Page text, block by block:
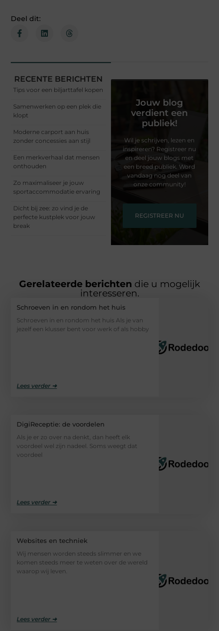
Deel dit:
RECENTE BERICHTEN
Tips voor een biljarttafel kopen
Samenwerken op een plek die
klopt
Moderne carport aan huis
zonder concessies aan stijl
Een merkverhaal dat mensen
onthouden
Zo maximaliseer je jouw
sportaccommodatie ervaring
Dicht bij zee: zo vind je de
perfecte kustplek voor jouw
break
Jouw blog
verdient een
publiek!
Wil je schrijven, lezen en
inspireren? Registreer nu
en deel jouw blogs met
een breed publiek. Word
vandaag nog deel van
onze community!
REGISTREER NU
Gerelateerde berichten die u mogelijk
interesseren.
Schroeven in en rondom het huis
Schroeven in en rondom het huis Als je van
jezelf een klusser bent voor werk of als hobby
Lees verder ➜
DigiReceptie: de voordelen
Als je er zo over na denkt, dan heeft elk
voordeel wel zijn nadeel. Soms weegt dat
voordeel
Lees verder ➜
Websites en techniek
Wij mensen worden steeds slimmer en we
komen steeds meer te weten over de wereld
waarop wij leven.
Lees verder ➜